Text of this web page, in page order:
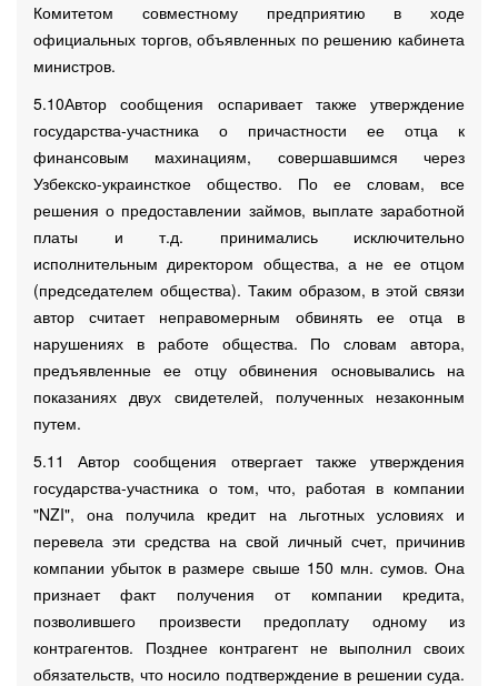
Комитетом совместному предприятию в ходе
официальных торгов, объявленных по решению кабинета
министров.
5.10Автор сообщения оспаривает также утверждение
государства-участника о причастности ее отца к
финансовым махинациям, совершавшимся через
Узбекско-украинсткое общество. По ее словам, все
решения о предоставлении займов, выплате заработной
платы и т.д. принимались исключительно
исполнительным директором общества, а не ее отцом
(председателем общества). Таким образом, в этой связи
автор считает неправомерным обвинять ее отца в
нарушениях в работе общества. По словам автора,
предъявленные ее отцу обвинения основывались на
показаниях двух свидетелей, полученных незаконным
путем.
5.11 Автор сообщения отвергает также утверждения
государства-участника о том, что, работая в компании
"NZI", она получила кредит на льготных условиях и
перевела эти средства на свой личный счет, причинив
компании убыток в размере свыше 150 млн. сумов. Она
признает факт получения от компании кредита,
позволившего произвести предоплату одному из
контрагентов. Позднее контрагент не выполнил своих
обязательств, что носило подтверждение в решении суда.